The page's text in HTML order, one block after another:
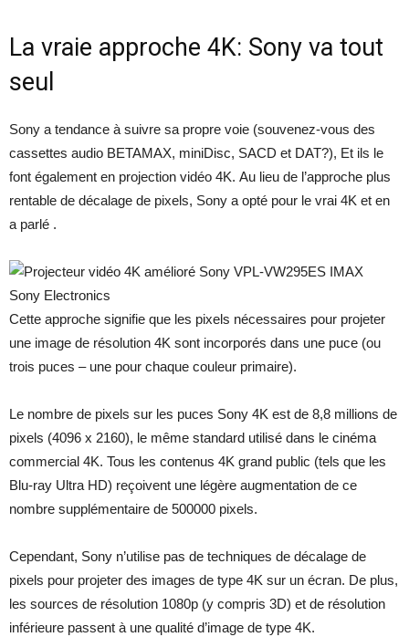
La vraie approche 4K: Sony va tout
seul
Sony a tendance à suivre sa propre voie (souvenez-vous des
cassettes audio BETAMAX, miniDisc, SACD et DAT?), Et ils le
font également en projection vidéo 4K. Au lieu de l’approche plus
rentable de décalage de pixels, Sony a opté pour le vrai 4K et en
a parlé .
Sony Electronics
Cette approche signifie que les pixels nécessaires pour projeter
une image de résolution 4K sont incorporés dans une puce (ou
trois puces – une pour chaque couleur primaire).
Le nombre de pixels sur les puces Sony 4K est de 8,8 millions de
pixels (4096 x 2160), le même standard utilisé dans le cinéma
commercial 4K. Tous les contenus 4K grand public (tels que les
Blu-ray Ultra HD) reçoivent une légère augmentation de ce
nombre supplémentaire de 500000 pixels.
Cependant, Sony n’utilise pas de techniques de décalage de
pixels pour projeter des images de type 4K sur un écran. De plus,
les sources de résolution 1080p (y compris 3D) et de résolution
inférieure passent à une qualité d’image de type 4K.